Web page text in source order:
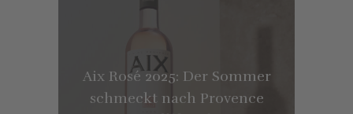
Aix Rosé 2025: Der Sommer
schmeckt nach Provence